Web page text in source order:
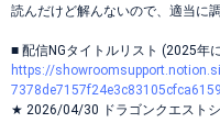
読んだけど解んないので、適当に
■ 配信NGタイトルリスト (2025年
https://
★ 2026/04/30 ドラゴンクエスト